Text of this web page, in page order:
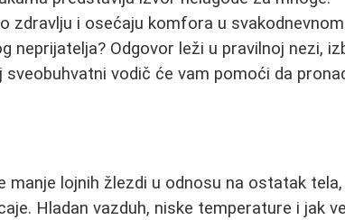
zdravlju i osećaju komfora u svakodnevnom
Odgovor leži u pravilnoj nezi,
sveobuhvatni vodič će vam pomoći da
manje lojnih žlezdi u odnosu na ostatak
Hladan vazduh, niske temperature i jak